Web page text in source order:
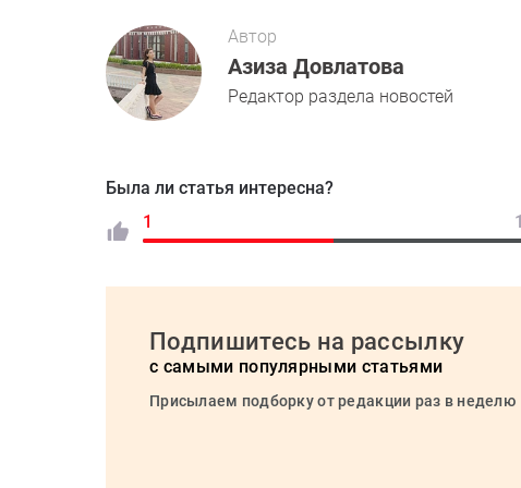
Автор
Азиза Довлатова
Редактор раздела новостей
Была ли статья интересна?
1
1
Подпишитесь на рассылку
с самыми популярными статьями
Присылаем подборку от редакции раз в неделю